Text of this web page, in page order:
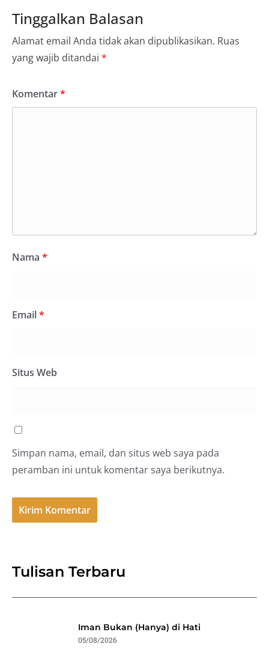
Tinggalkan Balasan
Alamat email Anda tidak akan dipublikasikan. Ruas
yang wajib ditandai *
Komentar*
Nama *
Email*
Situs Web
Simpan nama, email, dan situs web saya pada
peramban ini untuk komentar saya berikutnya.
Tulisan Terbaru
Iman Bukan (Hanya) di Hati
05/08/2026